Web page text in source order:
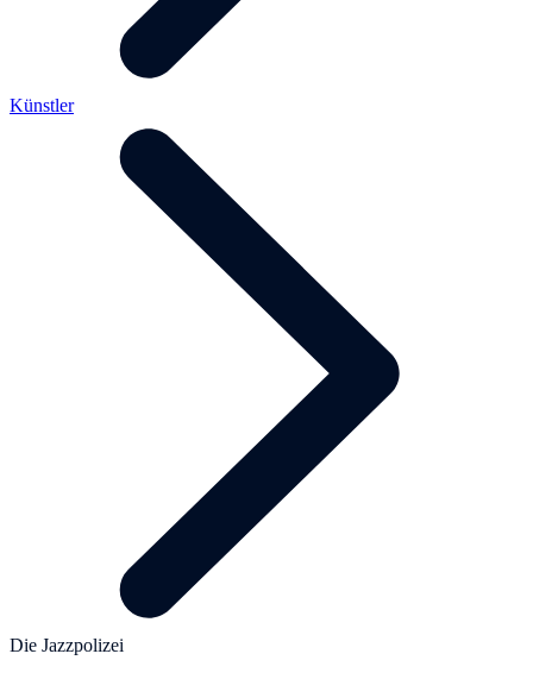
Künstler
Die Jazzpolizei